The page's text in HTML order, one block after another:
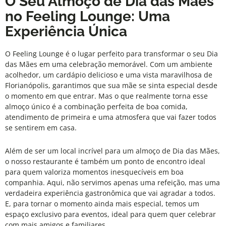
no Feeling Lounge: Uma
Experiência Única
O Feeling Lounge é o lugar perfeito para transformar o seu Dia
das Mães em uma celebração memorável. Com um ambiente
acolhedor, um cardápio delicioso e uma vista maravilhosa de
Florianópolis, garantimos que sua mãe se sinta especial desde
o momento em que entrar. Mas o que realmente torna esse
almoço único é a combinação perfeita de boa comida,
atendimento de primeira e uma atmosfera que vai fazer todos
se sentirem em casa.
Além de ser um local incrível para um almoço de Dia das Mães,
o nosso restaurante é também um ponto de encontro ideal
para quem valoriza momentos inesquecíveis em boa
companhia. Aqui, não servimos apenas uma refeição, mas uma
verdadeira experiência gastronômica que vai agradar a todos.
E, para tornar o momento ainda mais especial, temos um
espaço exclusivo para eventos, ideal para quem quer celebrar